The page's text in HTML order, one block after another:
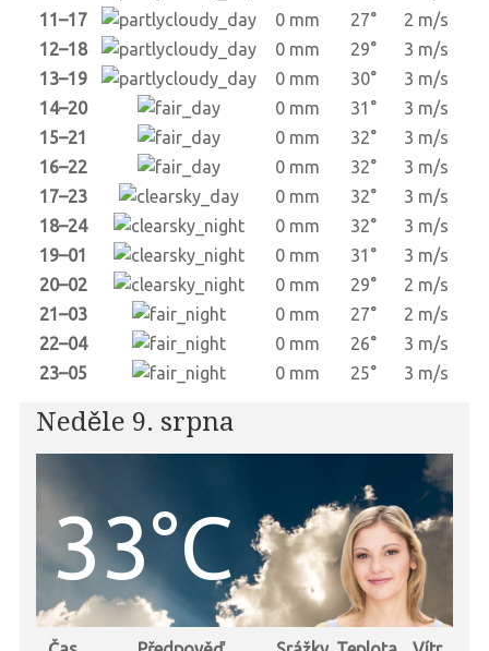
11–17
0 mm 27°
2 m/s
12–18
0 mm 29°
3 m/s
13–19
0 mm 30°
3 m/s
14–20
0 mm 31°
3 m/s
15–21
0 mm 32°
3 m/s
16–22
0 mm 32°
3 m/s
17–23
0 mm 32°
3 m/s
18–24
0 mm 32°
3 m/s
19–01
0 mm 31°
3 m/s
20–02
0 mm 29°
2 m/s
21–03
0 mm 27°
2 m/s
22–04
0 mm 26°
3 m/s
23–05
0 mm 25° 3 m/s
Neděle 9. srpna
33°C